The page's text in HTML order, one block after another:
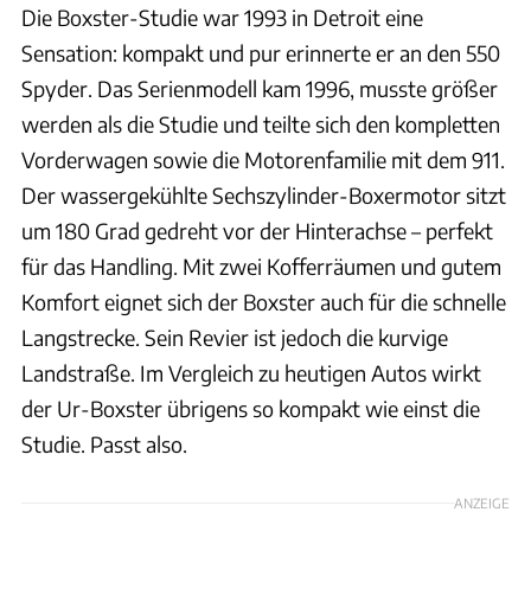
Die Boxster-Studie war 1993 in Detroit eine
Sensation: kompakt und pur erinnerte er an den 550
Spyder. Das Serienmodell kam 1996, musste größer
werden als die Studie und teilte sich den kompletten
Vorderwagen sowie die Motorenfamilie mit dem 911.
Der wassergekühlte Sechszylinder-Boxermotor sitzt
um 180 Grad gedreht vor der Hinterachse – perfekt
für das Handling. Mit zwei Kofferräumen und gutem
Komfort eignet sich der Boxster auch für die schnelle
Langstrecke. Sein Revier ist jedoch die kurvige
Landstraße. Im Vergleich zu heutigen Autos wirkt
der Ur-Boxster übrigens so kompakt wie einst die
Studie. Passt also.
ANZEIGE